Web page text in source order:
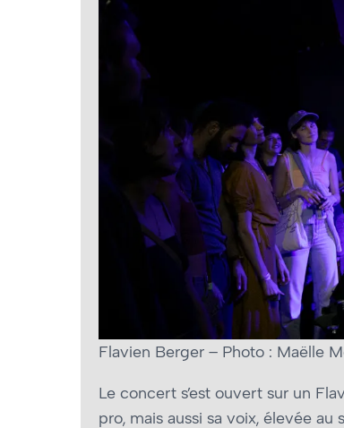
Flavien Berger – Photo : Maëlle
Le concert s’est ouvert sur un
pro, mais aussi sa voix, élevée